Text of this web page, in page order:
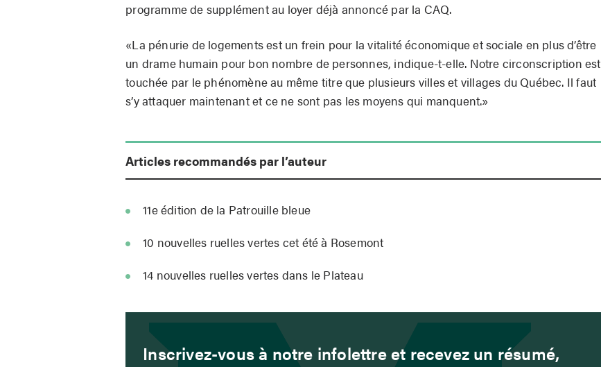
programme de supplément au loyer déjà annoncé par la CAQ.
«La pénurie de logements est un frein pour la vitalité économique et sociale en plus d’être
un drame humain pour bon nombre de personnes, indique-t-elle. Notre circonscription est
touchée par le phénomène au même titre que plusieurs villes et villages du Québec. Il faut
s’y attaquer maintenant et ce ne sont pas les moyens qui manquent.»
Articles recommandés par l’auteur
11e édition de la Patrouille bleue
10 nouvelles ruelles vertes cet été à Rosemont
14 nouvelles ruelles vertes dans le Plateau
Inscrivez-vous à notre infolettre et recevez un résumé,